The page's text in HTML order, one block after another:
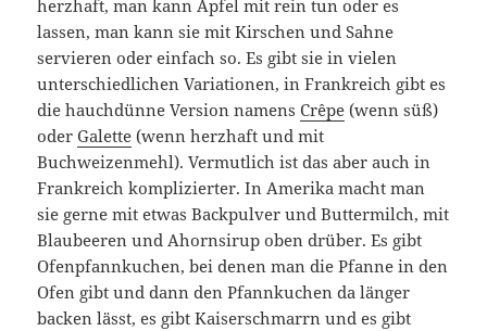
herzhaft, man kann Äpfel mit rein tun oder es
lassen, man kann sie mit Kirschen und Sahne
servieren oder einfach so. Es gibt sie in vielen
unterschiedlichen Variationen, in Frankreich gibt es
die hauchdünne Version namensCrêpe (wenn süß)
oderGalette (wenn herzhaft und mit
Buchweizenmehl). Vermutlich ist das aber auch in
Frankreich komplizierter. In Amerika macht man
sie gerne mit etwas Backpulver und Buttermilch, mit
Blaubeeren und Ahornsirup oben drüber. Es gibt
Ofenpfannkuchen, bei denen man die Pfanne in den
Ofen gibt und dann den Pfannkuchen da länger
backen lässt, es gibt Kaiserschmarrn und es gibt